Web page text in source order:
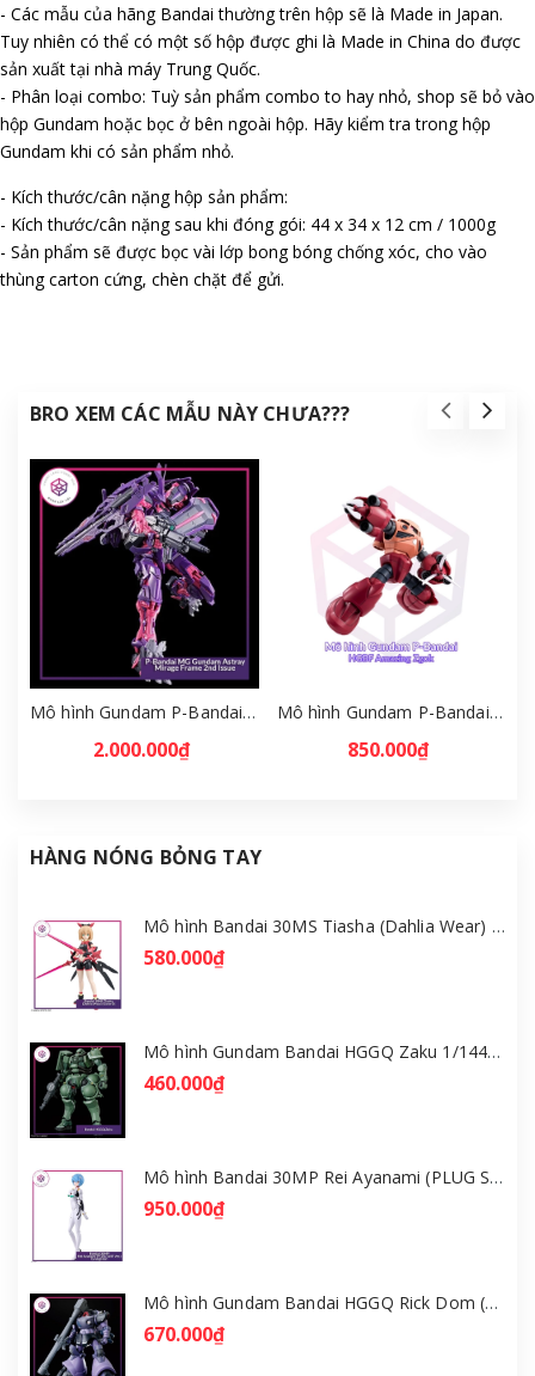
- Các mẫu của hãng Bandai thường trên hộp sẽ là Made in Japan.
Tuy nhiên có thể có một số hộp được ghi là Made in China do được
sản xuất tại nhà máy Trung Quốc.
- Phân loại combo: Tuỳ sản phẩm combo to hay nhỏ, shop sẽ bỏ vào
hộp Gundam hoặc bọc ở bên ngoài hộp. Hãy kiểm tra trong hộp
Gundam khi có sản phẩm nhỏ.
- Kích thước/cân nặng hộp sản phẩm:
- Kích thước/cân nặng sau khi đóng gói: 44 x 34 x 12 cm / 1000g
- Sản phẩm sẽ được bọc vài lớp bong bóng chống xóc, cho vào
thùng carton cứng, chèn chặt để gửi.
BRO XEM CÁC MẪU NÀY CHƯA???
Mô hình Gundam P-Bandai MG Gundam Astray Mirage Frame 2nd Issue [GDB] [BMG]
2.000.000₫
Mô hình Gundam P-Bandai HGBF Amazing Zgok 1/144 [GDB] [BHG]
850.000₫
HÀNG NÓNG BỎNG TAY
Mô hình Bandai 30MS Tiasha (Dahlia Wear) [Color B] [GDB] [30MS]
580.000₫
Mô hình Gundam Bandai HGGQ Zaku 1/144 – MSG GQuuuuuuX [GDB] [BHG]
460.000₫
Mô hình Bandai 30MP Rei Ayanami (PLUG SUIT Ver.) – Evangelion [GDB] [30MP]
950.000₫
Mô hình Gundam Bandai HGGQ Rick Dom (Gaia / Ortega) 1/144 [GDB] [BHG]
670.000₫